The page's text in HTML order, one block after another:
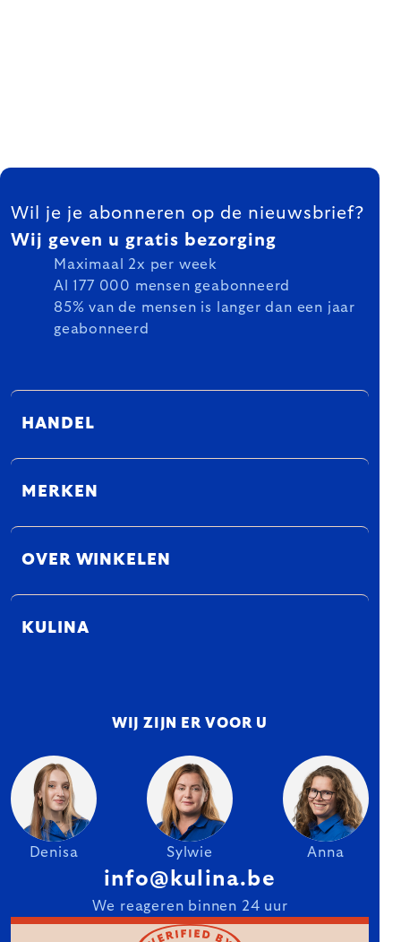
FOOTER
Wil je je abonneren op de nieuwsbrief?
Wij geven u gratis bezorging
Maximaal 2x per week
Al 177 000 mensen geabonneerd
85% van de mensen is langer dan een jaar
geabonneerd
HANDEL
MERKEN
OVER WINKELEN
KULINA
WIJ ZIJN ER VOOR U
Denisa Sylwie Anna
info@kulina.be
We reageren binnen 24 uur